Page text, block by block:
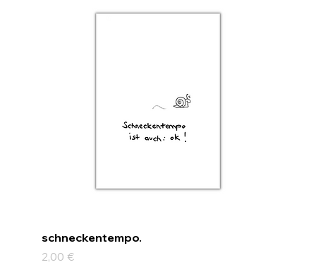
schneckentempo.
Preis
2,00 €